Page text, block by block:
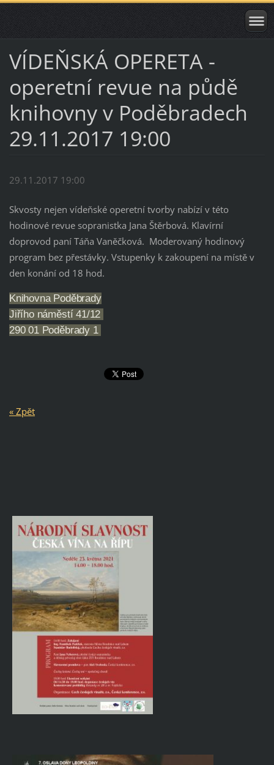
VÍDEŇSKÁ OPERETA -
operetní revue na půdě
knihovny v Poděbradech
29.11.2017 19:00
29.11.2017 19:00
Skvosty nejen vídeňské operetní tvorby nabízí v této
hodinové revue sopranistka Jana Štěrbová. Klavírní
doprovod paní Táňa Vaněčková. Moderovaný hodinový
program bez přestávky. Vstupenky k zakoupení na místě v
den konání od 18 hod.
Knihovna Poděbrady
Jiřího náměstí 41/12
290 01 Poděbrady 1
« Zpět